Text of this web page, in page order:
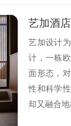
艺加设计
计，一栋
面形态，
性和科学
却又融合地